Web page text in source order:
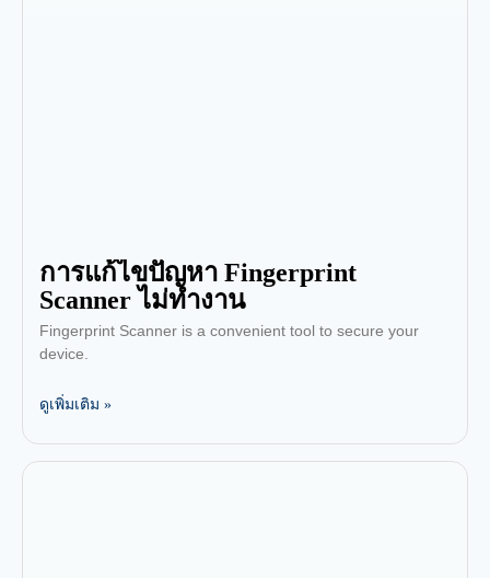
การแก้ไขปัญหา Fingerprint
Scanner ไม่ทำงาน
Fingerprint Scanner is a convenient tool to secure your
device.
ดูเพิ่มเติม »